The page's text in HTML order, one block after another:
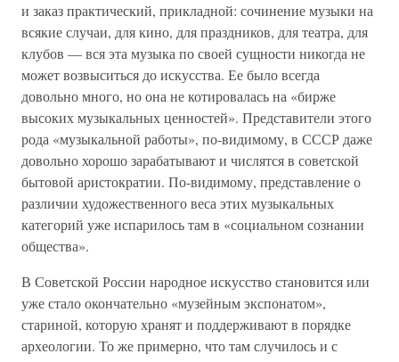
и заказ практический, прикладной: сочинение музыки на
всякие случаи, для кино, для праздников, для театра, для
клубов — вся эта музыка по своей сущности никогда не
может возвыситься до искусства. Ее было всегда
довольно много, но она не котировалась на «бирже
высоких музыкальных ценностей». Представители этого
рода «музыкальной работы», по-видимому, в СССР даже
довольно хорошо зарабатывают и числятся в советской
бытовой аристократии. По-видимому, представление о
различии художественного веса этих музыкальных
категорий уже испарилось там в «социальном сознании
общества».
В Советской России народное искусство становится или
уже стало окончательно «музейным экспонатом»,
стариной, которую хранят и поддерживают в порядке
археологии. То же примерно, что там случилось и с